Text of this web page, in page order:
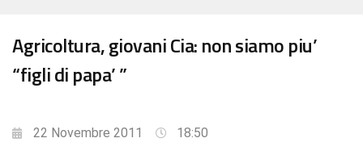
Agricoltura, giovani Cia: non siamo piu’
“figli di papa’ ”
22 Novembre 2011 18:50